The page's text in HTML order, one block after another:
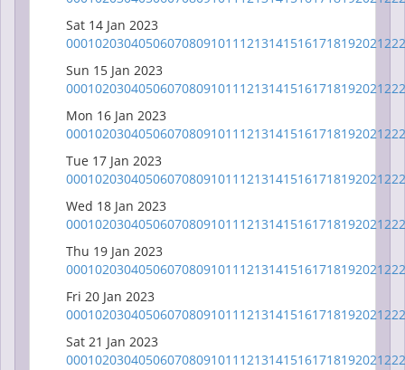
Sat 14 Jan 2023
000102030405060708091011 1213141516171819202122
Sun 15 Jan 2023
000102030405060708091011 1213141516171819202122
Mon 16 Jan 2023
000102030405060708091011 1213141516171819202122
Tue 17 Jan 2023
000102030405060708091011 1213141516171819202122
Wed 18 Jan 2023
000102030405060708091011 1213141516171819202122
Thu 19 Jan 2023
000102030405060708091011 1213141516171819202122
Fri 20 Jan 2023
000102030405060708091011 1213141516171819202122
Sat 21 Jan 2023
000102030405060708091011 1213141516171819202122